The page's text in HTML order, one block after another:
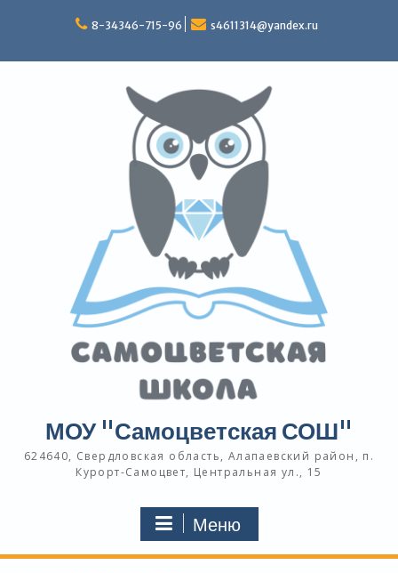
8-34346-715-96 s4611314@yandex.ru
МОУ "Самоцветская СОШ"
624640, Свердловская область, Алапаевский район, п.
Курорт-Самоцвет, Центральная ул., 15
Меню